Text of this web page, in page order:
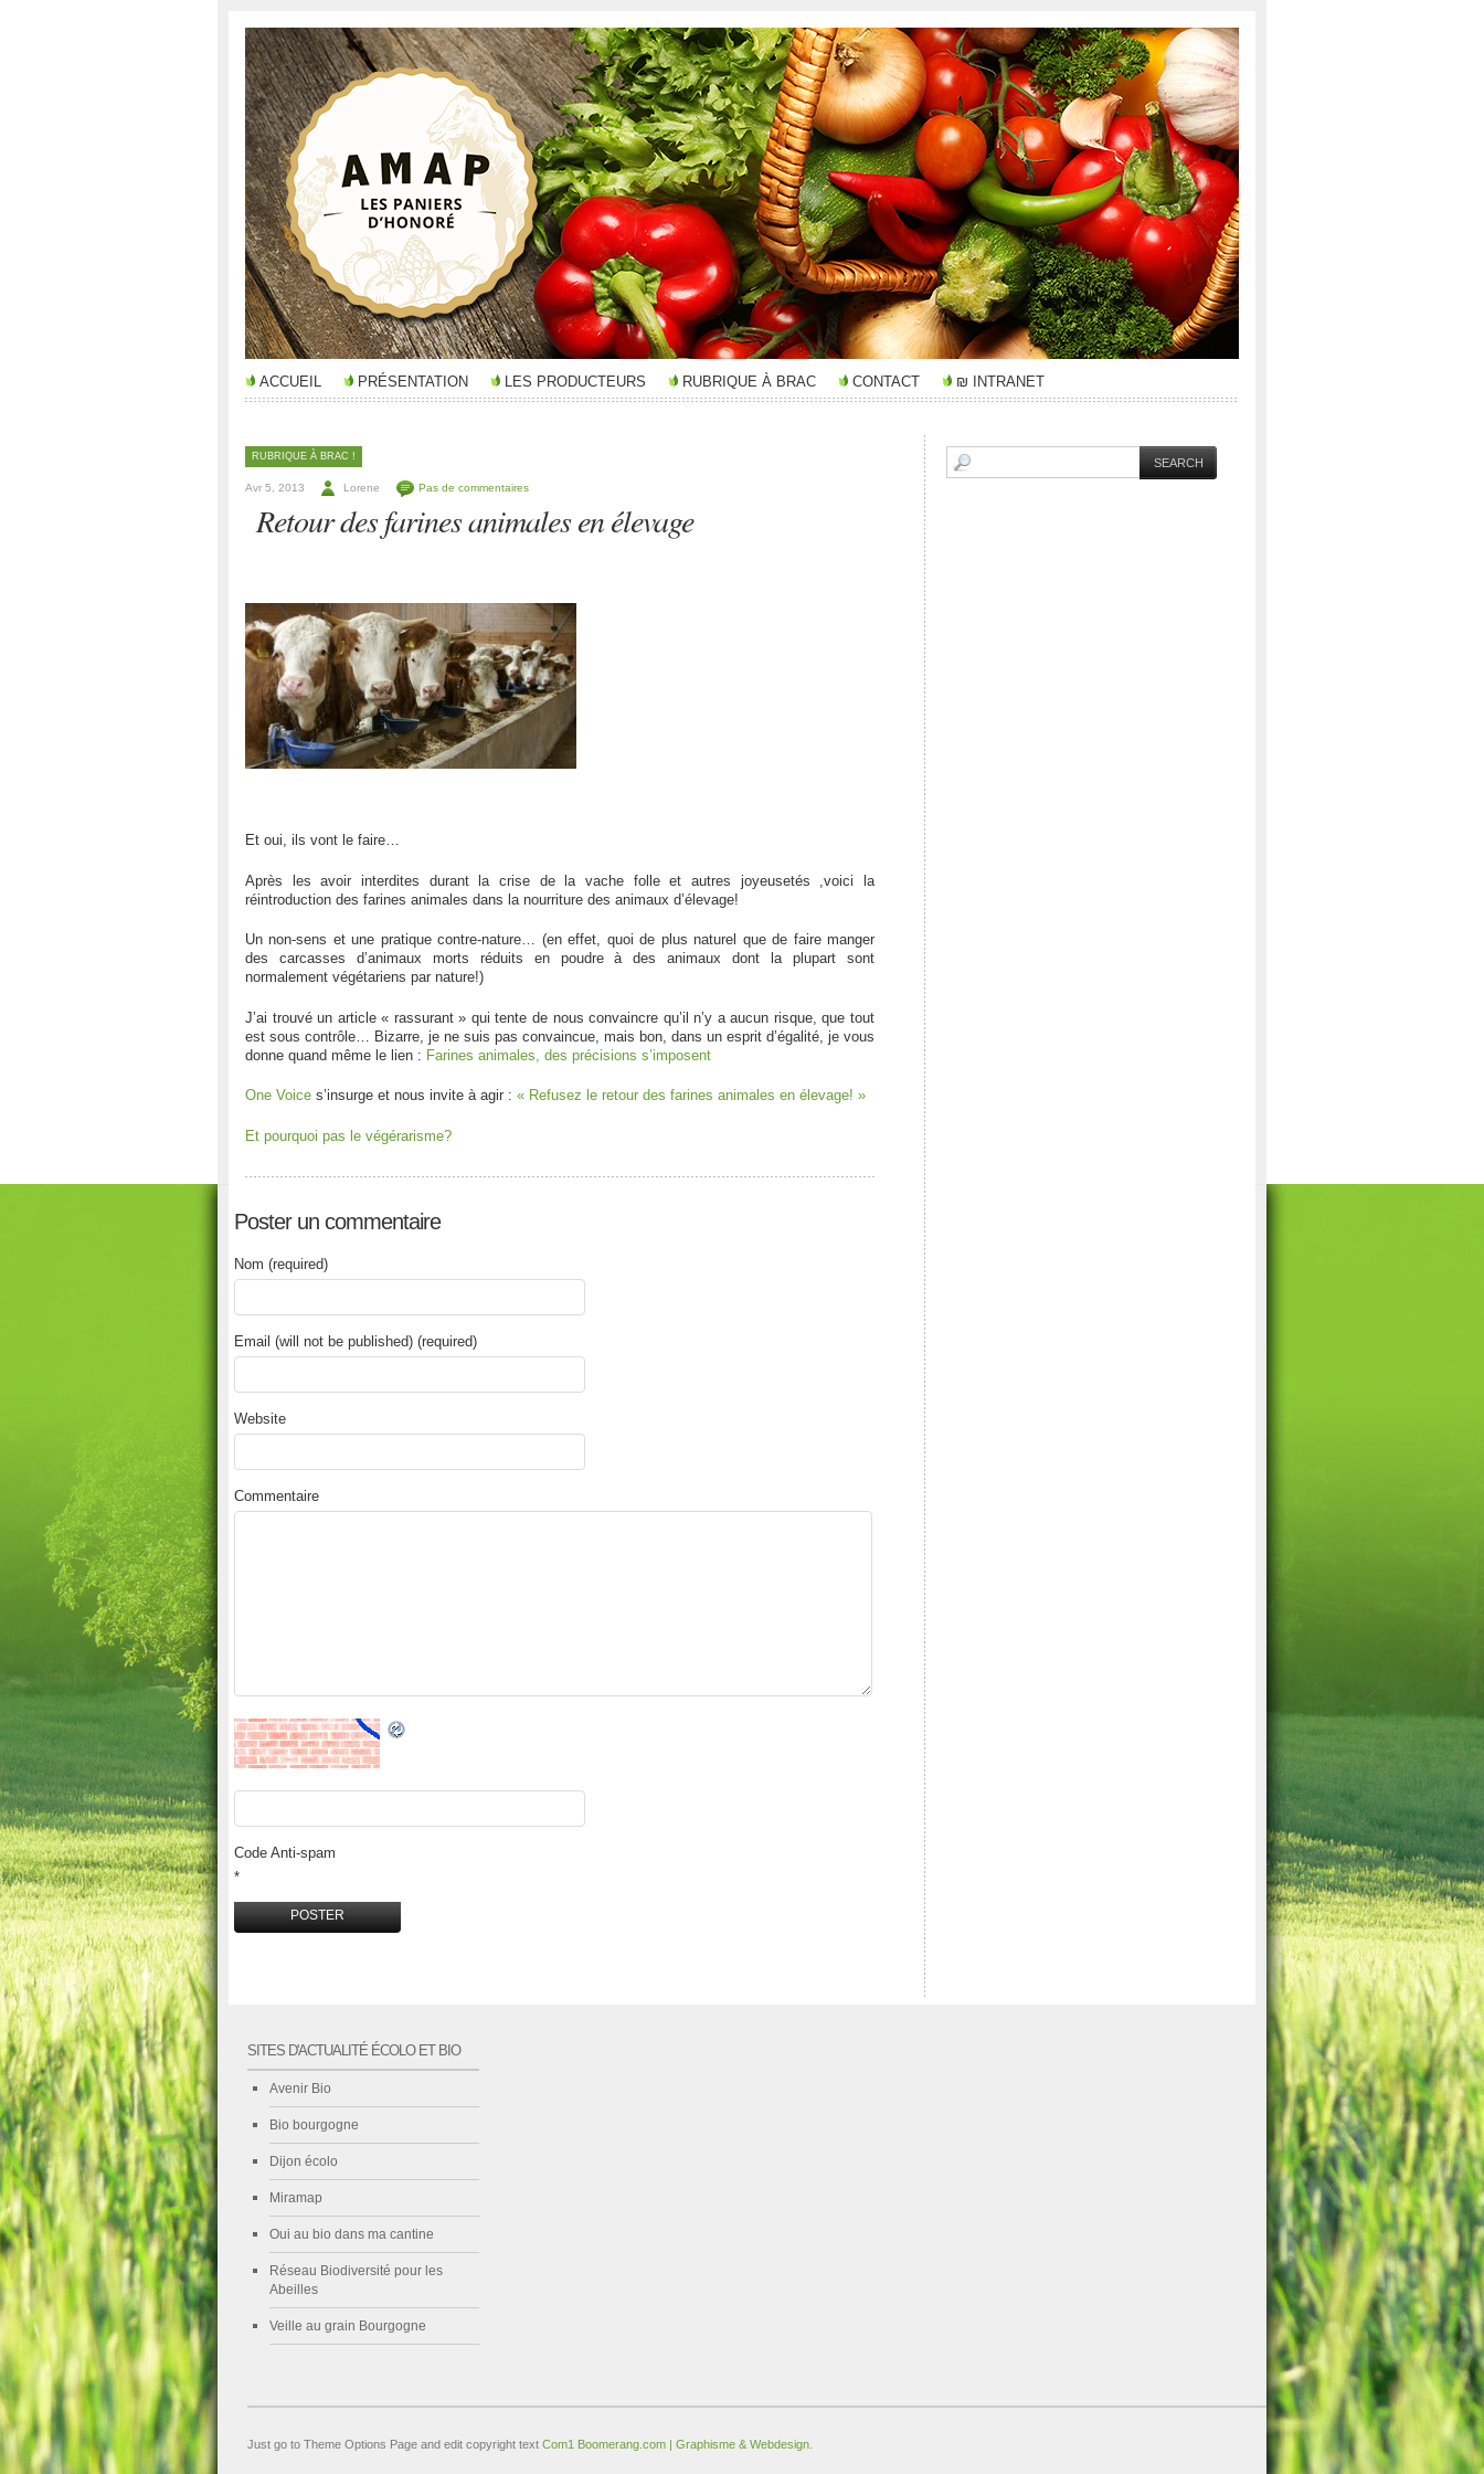
ACCUEIL PRÉSENTATION LES PRODUCTEURS RUBRIQUE À BRAC CONTACT ₪ INTRANET
RUBRIQUE À BRAC !
Avr 5, 2013 Lorene Pas de commentaires
Retour des farines animales en élevage
Et oui, ils vont le faire…
Après les avoir interdites durant la crise de la vache folle et autres joyeusetés ,voici la
réintroduction des farines animales dans la nourriture des animaux d’élevage!
Un non-sens et une pratique contre-nature… (en effet, quoi de plus naturel que de faire manger
des carcasses d’animaux morts réduits en poudre à des animaux dont la plupart sont
normalement végétariens par nature!)
J’ai trouvé un article « rassurant » qui tente de nous convaincre qu’il n’y a aucun risque, que tout
est sous contrôle… Bizarre, je ne suis pas convaincue, mais bon, dans un esprit d’égalité, je vous
donne quand même le lien : Farines animales, des précisions s’imposent
One Voice s’insurge et nous invite à agir : « Refusez le retour des farines animales en élevage! »
Et pourquoi pas le végérarisme?
Poster un commentaire
Nom (required)
Email (will not be published) (required)
Website
Commentaire
Code Anti-spam
*
SITES D'ACTUALITÉ ÉCOLO ET BIO
Avenir Bio
Bio bourgogne
Dijon écolo
Miramap
Oui au bio dans ma cantine
Réseau Biodiversité pour les
Abeilles
Veille au grain Bourgogne
Just go to Theme Options Page and edit copyright text Com1 Boomerang.com | Graphisme & Webdesign.